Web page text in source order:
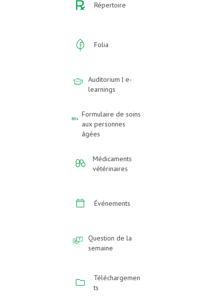
Répertoire
Folia
Auditorium | e-
learnings
Formulaire de soins
aux personnes
âgées
Médicaments
vétérinaires
Événements
Question de la
semaine
Téléchargemen
ts